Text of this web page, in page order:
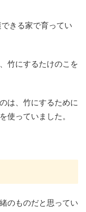
きる家で育ってい
竹にするたけのこを
は、竹にするために
使っていました。
のものだと思ってい